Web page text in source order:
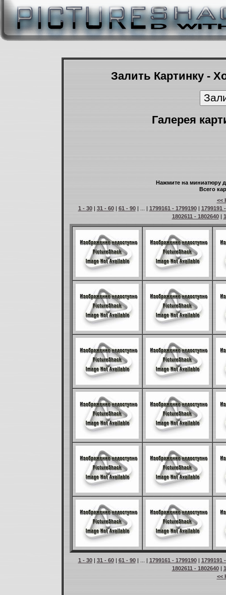
Залить Картинку -
Галерея
Нажмите на миниатюру
Всего
<<
1 - 30| 31 - 60| 61 - 90| ... | 1799161 - 1799190| 1799191
1802611 - 1802640|
1 - 30| 31 - 60| 61 - 90| ... | 1799161 - 1799190| 1799191
1802611 - 1802640|
<<